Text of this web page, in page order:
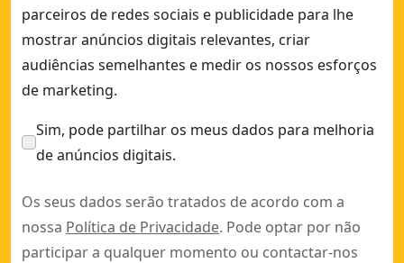
parceiros de redes sociais e publicidade para lhe
mostrar anúncios digitais relevantes, criar
audiências semelhantes e medir os nossos esforços
de marketing.
Sim, pode partilhar os meus dados para melhoria
de anúncios digitais.
Os seus dados serão tratados de acordo com a
nossa Política de Privacidade. Pode optar por não
participar a qualquer momento ou contactar-nos